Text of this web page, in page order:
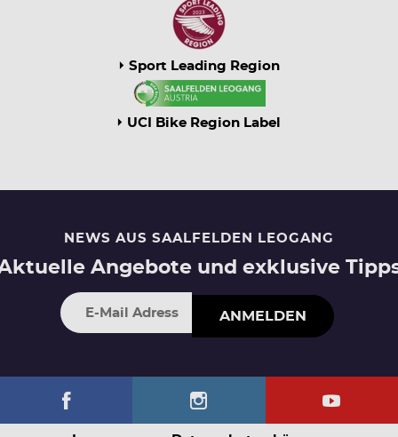
Sport Leading Region
UCI Bike Region Label
NEWS AUS SAALFELDEN LEOGANG
Angebote und exklusive
ANMELDEN